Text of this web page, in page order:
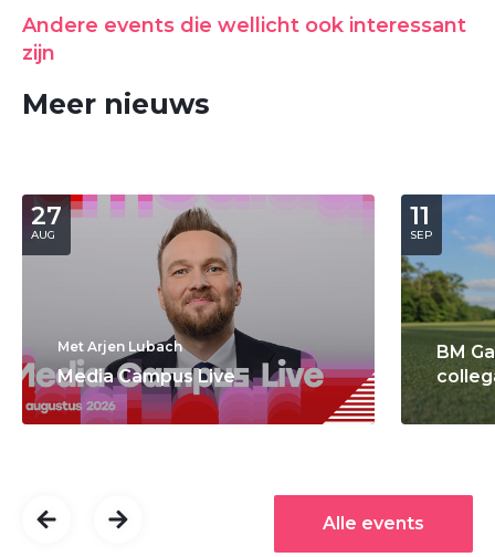
Andere events die wellicht ook interessant
zijn
Meer nieuws
27
AUG
Met Arjen Lubach
Media Campus Live
11
SEP
BM
Alle events